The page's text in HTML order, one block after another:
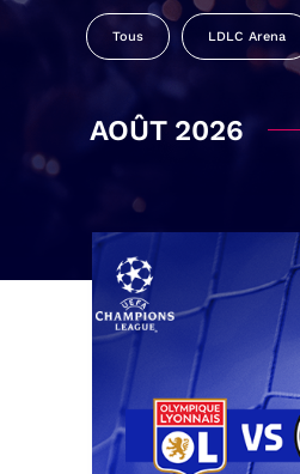
Tous LDLC Arena
AOÛT 2026